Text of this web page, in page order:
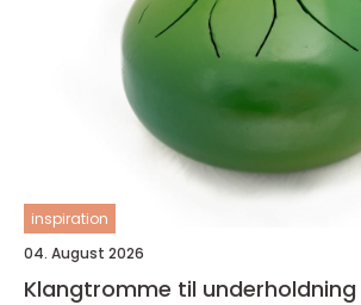
inspiration
04. August 2026
Klangtromme til